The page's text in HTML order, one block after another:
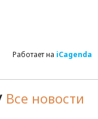
Работает на iCagenda
Все новости